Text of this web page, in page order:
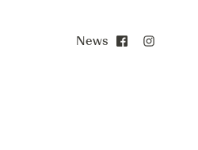
News